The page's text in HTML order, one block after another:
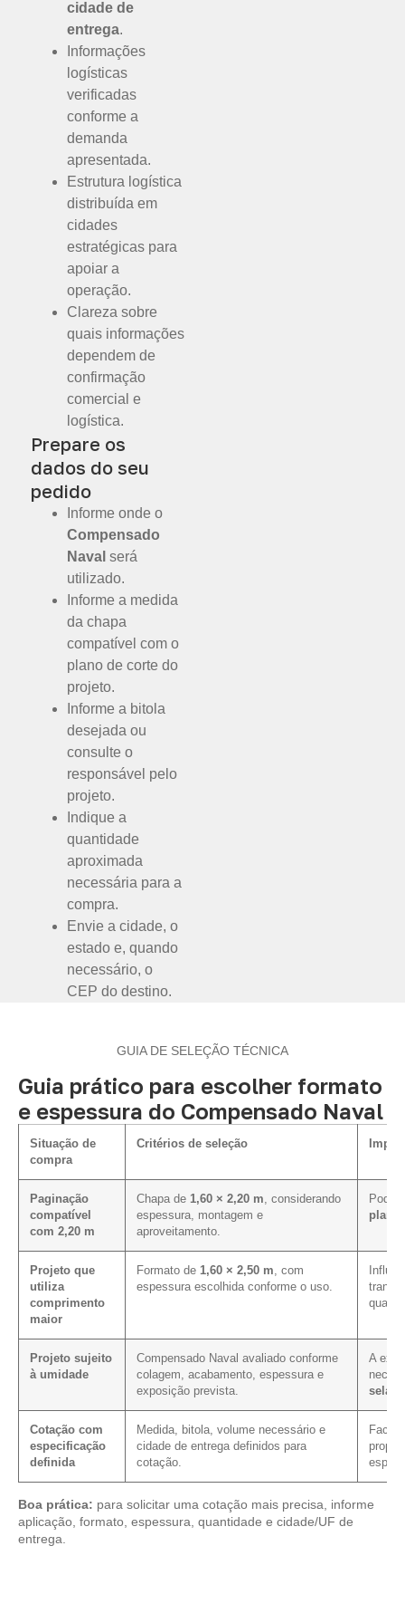
cidade de
entrega.
Informações
logísticas
verificadas
conforme a
demanda
apresentada.
Estrutura logística
distribuída em
cidades
estratégicas para
apoiar a
operação.
Clareza sobre
quais informações
dependem de
confirmação
comercial e
logística.
Prepare os
dados do seu
pedido
Informe onde o
Compensado
Naval será
utilizado.
Informe a medida
da chapa
compatível com o
plano de corte do
projeto.
Informe a bitola
desejada ou
consulte o
responsável pelo
projeto.
Indique a
quantidade
aproximada
necessária para a
compra.
Envie a cidade, o
estado e, quando
necessário, o
CEP do destino.
GUIA DE SELEÇÃO TÉCNICA
Guia prático para escolher formato
e espessura do Compensado Naval
Situação de
compra
Critérios de seleção
Paginação
compatível
com 2,20 m
Chapa de 1,60 × 2,20 m , considerando
espessura, montagem e
aproveitamento.
Pode
plano
Projeto que
utiliza
comprimento
maior
Formato de 1,60 × 2,50 m , com
espessura escolhida conforme o uso.
Projeto sujeito
à umidade
Compensado Naval avaliado conforme
colagem, acabamento, espessura e
exposição prevista.
A
Cotação com
especificação
definida
Medida, bitola, volume necessário e
cidade de entrega definidos para
cotação.
Boa prática: para solicitar uma cotação mais precisa, informe
aplicação, formato, espessura, quantidade e cidade/UF de
entrega.